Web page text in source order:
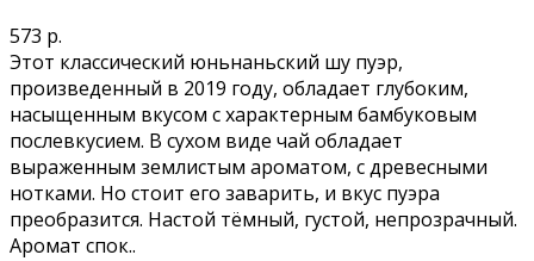
573 р.
Этот классический юньнаньский шу пуэр,
произведенный в 2019 году, обладает глубоким,
насыщенным вкусом с характерным бамбуковым
послевкусием. В сухом виде чай обладает
выраженным землистым ароматом, с древесными
нотками. Но стоит его заварить, и вкус пуэра
преобразится. Настой тёмный, густой, непрозрачный.
Аромат спок..